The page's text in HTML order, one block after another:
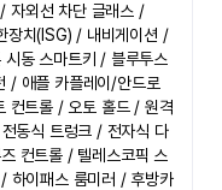
자외선 차단 글래스 /
장치(ISG) / 내비게이션 /
동 스마트키 / 블루투스
/ 애플 카플레이/안드로
컨트롤 / 오토 홀드 / 원격
동식 트렁크 / 전자식 다
컨트롤 / 텔레스코픽 스
하이패스 룸미러 / 후방카